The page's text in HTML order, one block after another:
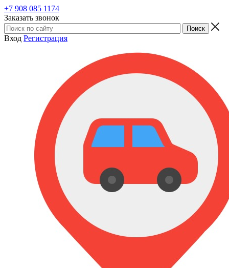
+7 908 085 1174
Заказать звонок
Вход Регистрация